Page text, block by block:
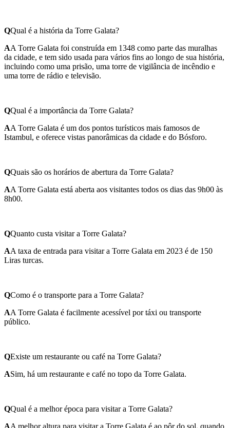
QQual é a história da Torre Galata?
AA Torre Galata foi construída em 1348 como parte das muralhas
da cidade, e tem sido usada para vários fins ao longo de sua história,
incluindo como uma prisão, uma torre de vigilância de incêndio e
uma torre de rádio e televisão.
QQual é a importância da Torre Galata?
AA Torre Galata é um dos pontos turísticos mais famosos de
Istambul, e oferece vistas panorâmicas da cidade e do Bósforo.
QQuais são os horários de abertura da Torre Galata?
AA Torre Galata está aberta aos visitantes todos os dias das 9h00 às
8h00.
QQuanto custa visitar a Torre Galata?
AA taxa de entrada para visitar a Torre Galata em 2023 é de 150
Liras turcas.
QComo é o transporte para a Torre Galata?
AA Torre Galata é facilmente acessível por táxi ou transporte
público.
QExiste um restaurante ou café na Torre Galata?
ASim, há um restaurante e café no topo da Torre Galata.
QQual é a melhor época para visitar a Torre Galata?